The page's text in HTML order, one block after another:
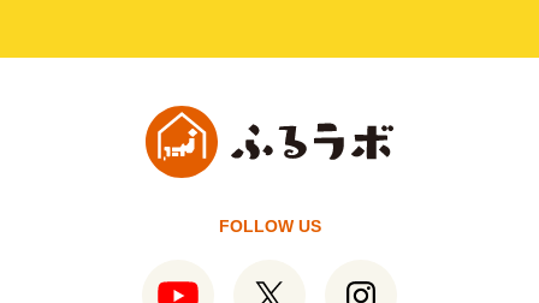
FOLLOW US